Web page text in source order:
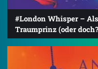
#London Whisper –
Traumprinz (oder